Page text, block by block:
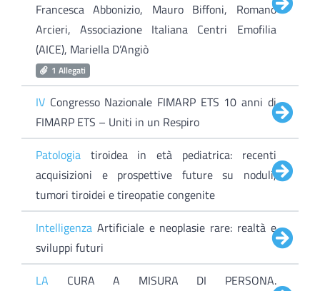
Francesca Abbonizio, Mauro Biffoni, Romano
Arcieri, Associazione Italiana Centri Emofilia
(AICE), Mariella D’Angiò
1 Allegati
IV Congresso Nazionale FIMARP ETS 10 anni di
FIMARP ETS – Uniti in un Respiro
Patologia tiroidea in età pediatrica: recenti
acquisizioni e prospettive future su noduli,
tumori tiroidei e tireopatie congenite
Intelligenza Artificiale e neoplasie rare: realtà e
sviluppi futuri
LA CURA A MISURA DI PERSONA.